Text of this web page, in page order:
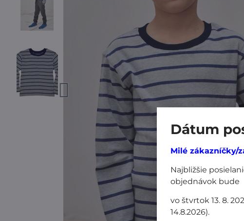
Dátum
Milé zákazníčky/
Najbližšie
objednávok bude
vo štvrtok 13. 8.
14.8.2026).